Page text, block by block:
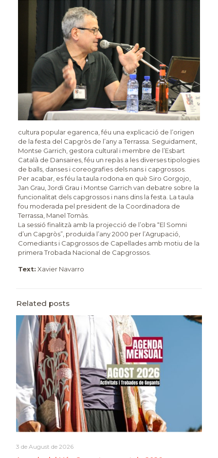
cultura popular egarenca, féu una explicació de l’origen
de la festa del Capgròs de l’any a Terrassa. Seguidament,
Montse Garrich, gestora cultural i membre de l’Esbart
Català de Dansaires, féu un repàs a les diverses tipologies
de balls, danses i coreografies dels nans i capgrossos.
Per acabar, es féu la taula rodona en què Siro Gorgojo,
Jan Grau, Jordi Grau i Montse Garrich van debatre sobre la
funcionalitat dels capgrossos i nans dins la festa. La taula
fou moderada pel president de la Coordinadora de
Terrassa, Manel Tomàs.
La sessió finalitzà amb la projecció de l’obra “El Somni
d’un Capgròs”, produïda l’any 2000 per l’Agrupació,
Comediants i Capgrossos de Capellades amb motiu de la
primera Trobada Nacional de Capgrossos.
Text: Xavier Navarro
Related posts
3 de August de 2026